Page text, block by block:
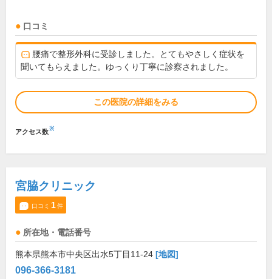
口コミ
腰痛で整形外科に受診しました。とてもやさしく症状を
聞いてもらえました。ゆっくり丁寧に診察されました。
この医院の詳細をみる
アクセス数※
宮脇クリニック
口コミ 1件
所在地・電話番号
熊本県熊本市中央区出水5丁目11-24 [地図]
096-366-3181